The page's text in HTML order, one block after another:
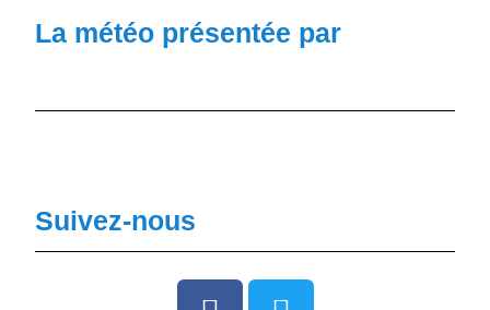
La météo présentée par
Suivez-nous